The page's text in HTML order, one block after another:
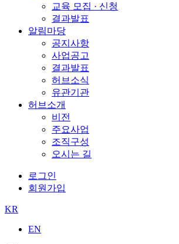
교육 모집 · 신청
결과발표
알림마당
공지사항
사업공고
결과발표
허브소식
유관기관
허브소개
비전
주요사업
조직구성
오시는 길
로그인
회원가입
KR
EN